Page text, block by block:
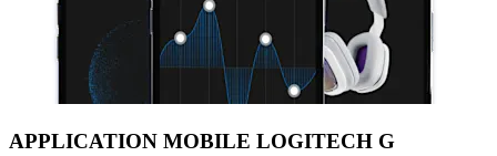
APPLICATION MOBILE LOGITECH G